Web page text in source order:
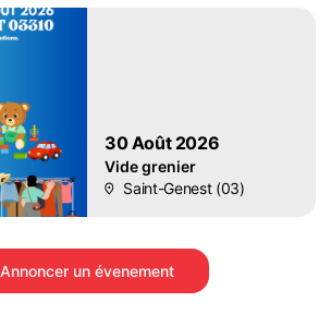
30 Août 2026
Vide grenier
Saint-Genest (03)
Annoncer un évenement